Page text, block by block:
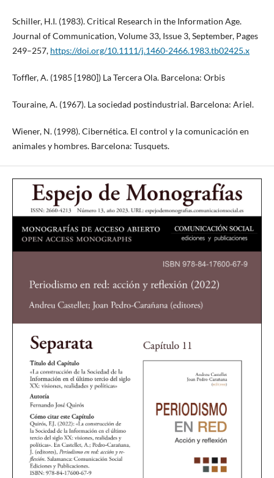
Schiller, H.I. (1983). Critical Research in the Information Age.
Journal of Communication, Volume 33, Issue 3, September, Pages
249–257, https://doi.org/10.1111/j.1460-2466.1983.tb02425.x
Toffler, A. (1985 [1980]) La Tercera Ola. Barcelona: Orbis
Touraine, A. (1967). La sociedad postindustrial. Barcelona: Ariel.
Wiener, N. (1998). Cibernética. El control y la comunicación en
animales y hombres. Barcelona: Tusquets.